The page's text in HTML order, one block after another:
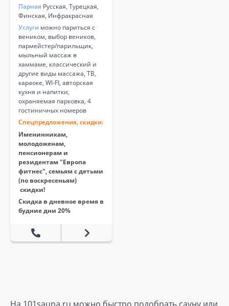
Парная Русская, Турецкая,
Финская, Инфракрасная
Услуги можно париться с
веником, выбор веников,
пармейстер/парильщик,
мыльный массаж в
хаммаме, классический и
другие виды массажа, ТВ,
караоке, WI-FI, авторская
кухня и напитки,
охраняемая парковка, 4
гостиничных номеров
Спецпредложения, скидки:
Именинникам,
молодоженам,
пенсионерам и
резидентам "Европа
фитнес", семьям с детьми
(по воскресеньям)
скидки!
Скидка в дневное время в
будние дни 20%